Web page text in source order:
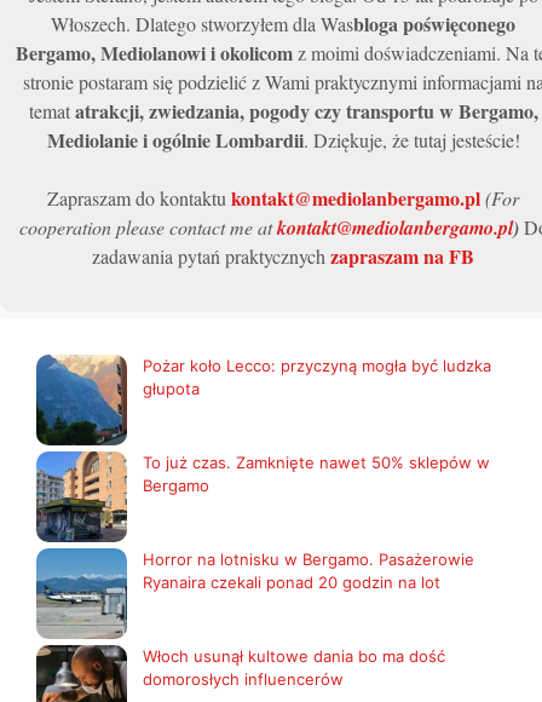
Włoszech. Dlatego stworzyłem dla Wasbloga poświęconego
Bergamo, Mediolanowi i okolicomz moimi doświadczeniami. Na
stronie postaram się podzielić z Wami praktycznymi informacjami
tematatrakcji, zwiedzania, pogody czy transportu w Bergamo,
Mediolanie i ogólnie Lombardii. Dziękuje, że tutaj jesteście!
Zapraszam do kontaktu kontakt@mediolanbergamo.pl(For
cooperation please contact me atkontakt@mediolanbergamo.pl)
zadawania pytań praktycznych zapraszam na FB
Pożar koło Lecco: przyczyną mogła być ludzka
głupota
To już czas. Zamknięte nawet 50% sklepów w
Bergamo
Horror na lotnisku w Bergamo. Pasażerowie
Ryanaira czekali ponad 20 godzin na lot
Włoch usunął kultowe dania bo ma dość
domorosłych influencerów